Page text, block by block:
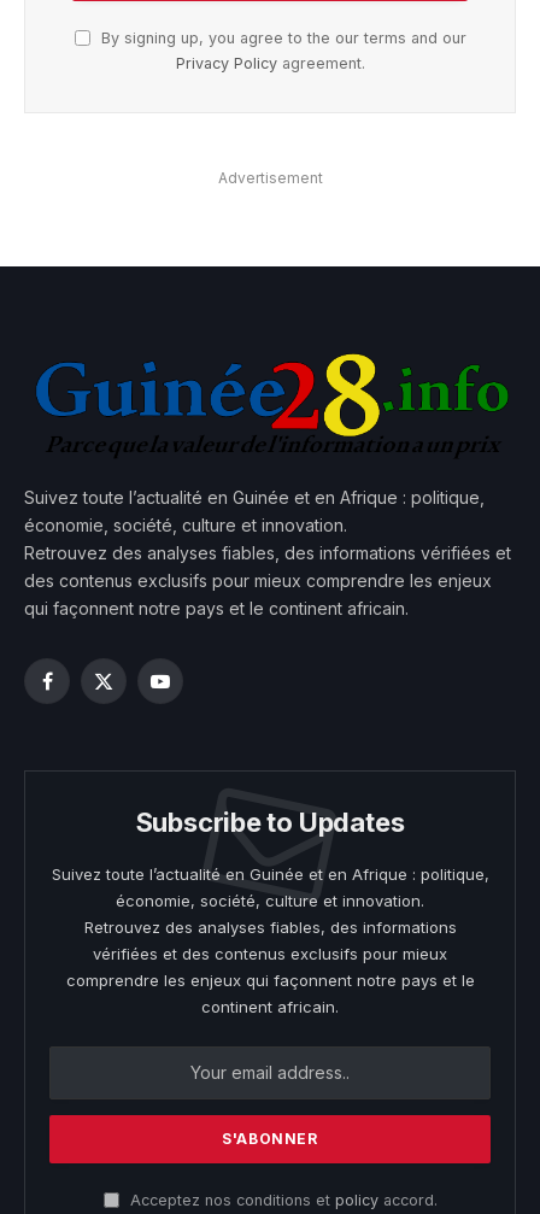
By signing up, you agree to the our terms and our
Privacy Policyagreement.
Advertisement
Suivez toute l’actualité en Guinée et en Afrique : politique,
économie, société, culture et innovation.
Retrouvez des analyses fiables, des informations vérifiées et
des contenus exclusifs pour mieux comprendre les enjeux
qui façonnent notre pays et le continent africain.
Facebook
X
YouTube
Subscribe to Updates
Suivez toute l’actualité en Guinée et en Afrique : politique,
économie, société, culture et innovation.
Retrouvez des analyses fiables, des informations
vérifiées et des contenus exclusifs pour mieux
comprendre les enjeux qui façonnent notre pays et le
continent africain.
Acceptez nos conditions et policyaccord.